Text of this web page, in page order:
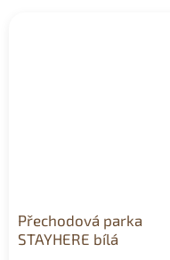
Přechodová parka
STAYHERE bílá